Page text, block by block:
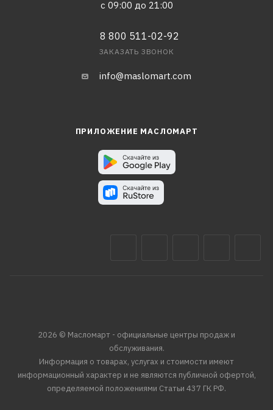
с 09:00 до 21:00
8 800 511-02-92
ЗАКАЗАТЬ ЗВОНОК
info@maslomart.com
ПРИЛОЖЕНИЕ МАСЛОМАРТ
2026 © Масломарт - официальные центры продаж и
обслуживания.
Информация о товарах, услугах и стоимости имеют
информационный характер и не являются публичной офертой,
определяемой положениями Статьи 437 ГК РФ.